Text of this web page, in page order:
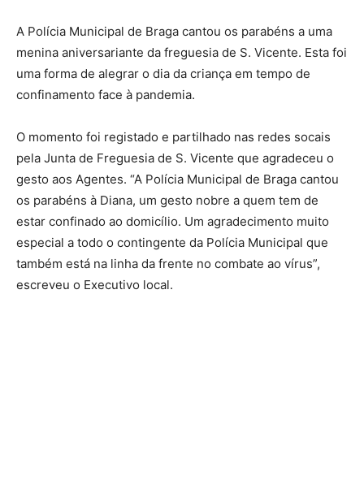
A Polícia Municipal de Braga cantou os parabéns a uma
menina aniversariante da freguesia de S. Vicente. Esta foi
uma forma de alegrar o dia da criança em tempo de
confinamento face à pandemia.
O momento foi registado e partilhado nas redes socais
pela Junta de Freguesia de S. Vicente que agradeceu o
gesto aos Agentes. “A Polícia Municipal de Braga cantou
os parabéns à Diana, um gesto nobre a quem tem de
estar confinado ao domicílio. Um agradecimento muito
especial a todo o contingente da Polícia Municipal que
também está na linha da frente no combate ao vírus”,
escreveu o Executivo local.